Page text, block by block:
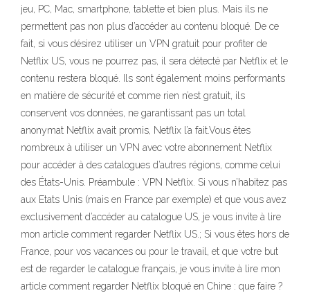
jeu, PC, Mac, smartphone, tablette et bien plus. Mais ils ne
permettent pas non plus d’accéder au contenu bloqué. De ce
fait, si vous désirez utiliser un VPN gratuit pour profiter de
Netflix US, vous ne pourrez pas, il sera détecté par Netflix et le
contenu restera bloqué. Ils sont également moins performants
en matière de sécurité et comme rien n’est gratuit, ils
conservent vos données, ne garantissant pas un total
anonymat Netflix avait promis, Netflix l’a fait.Vous êtes
nombreux à utiliser un VPN avec votre abonnement Netflix
pour accéder à des catalogues d’autres régions, comme celui
des États-Unis. Préambule : VPN Netflix. Si vous n’habitez pas
aux Etats Unis (mais en France par exemple) et que vous avez
exclusivement d’accéder au catalogue US, je vous invite à lire
mon article comment regarder Netflix US.; Si vous êtes hors de
France, pour vos vacances ou pour le travail, et que votre but
est de regarder le catalogue français, je vous invite à lire mon
article comment regarder Netflix bloqué en Chine : que faire ?